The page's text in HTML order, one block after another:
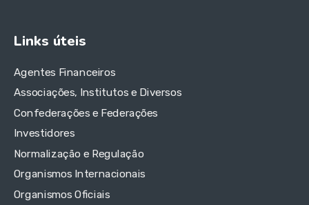
Links úteis
Agentes Financeiros
Associações, Institutos e Diversos
Confederações e Federações
Investidores
Normalização e Regulação
Organismos Internacionais
Organismos Oficiais